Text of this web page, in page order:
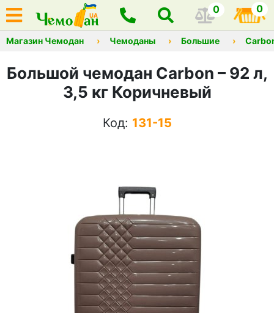
0 0
Магазин Чемодан Чемоданы Большие
Большой чемодан Carbon – 92 л,
3,5 кг Коричневый
Код: 131-15